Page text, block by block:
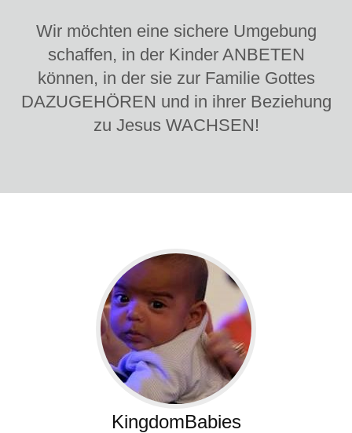
Wir möchten eine sichere Umgebung
schaffen, in der Kinder ANBETEN
können, in der sie zur Familie Gottes
DAZUGEHÖREN und in ihrer Beziehung
zu Jesus WACHSEN!
KingdomBabies